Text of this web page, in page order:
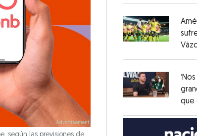
Opens in new
Opens in newque